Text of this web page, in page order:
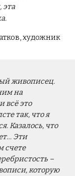
эта
художник
живописец.
на
всё это
так, что я
Казалось, что
Эти
счете
–
которую